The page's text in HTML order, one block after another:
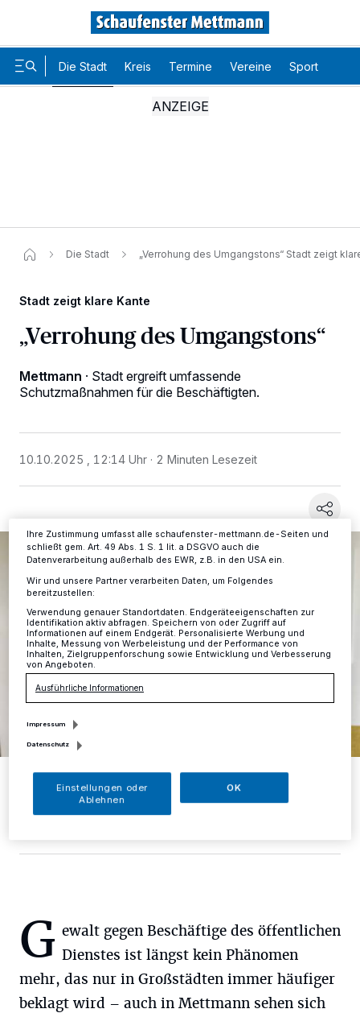
Die Stadt Kreis Termine Vereine Sport
Die Stadt „Verrohung des Umgangstons“ Stadt zeigt
Stadt zeigt klare Kante
„Verrohung des Umgangstons“
Mettmann · Stadt ergreift umfassende
Schutzmaßnahmen für die Beschäftigten.
10.10.2025 , 12:14 Uhr 2 Minuten Lesezeit
Bürgermeisterin Sandra Pietschmann, Personalratsvorsitzende
Monika Werner und Marco Baumann, Abteilungsleiter Zentrale
Dienste, mit der Beitrittsurkunde Präventionsnetzwerk „Sicher im
G ewalt gegen Beschäftige des öffentlichen
Dienstes ist längst kein Phänomen
mehr, das nur in Großstädten immer häufiger
beklagt wird – auch in Mettmann sehen sich
Wir und unsere218 -Partner speichern und greifen auf
personenbezogene Daten wie Browserdaten oder eindeutige
Kennungen auf Ihrem Gerät zu. Durch Auswahl von OK aktivieren Sie
Zwecke. Wenn Tracker deaktiviert sind, sind manche Inhalte und
dieses Menü jederzeit wieder aufrufen, um Ihre Einstellungen zu
Einstellungen oder Ablehnen am unteren Rand der Webseite klicken.
Ihre Zustimmung umfasst alle schaufenster-mettmann.de-Seiten und
schließt gem. Art. 49 Abs. 1 S. 1 lit. a DSGVO auch die
Datenverarbeitung außerhalb des EWR, z.B. in den USA ein.
Wir und unsere Partner verarbeiten Daten, um Folgendes
bereitzustellen:
Verwendung genauer Standortdaten. Endgeräteeigenschaften zur
Identifikation aktiv abfragen. Speichern von oder Zugriff auf
Informationen auf einem Endgerät. Personalisierte Werbung und
Inhalte, Messung von Werbeleistung und der Performance von
Inhalten, Zielgruppenforschung sowie Entwicklung und Verbesserung
von Angeboten.
Ausführliche Informationen
Impressum
Datenschutz
Einstellungen oder
Ablehnen
OK